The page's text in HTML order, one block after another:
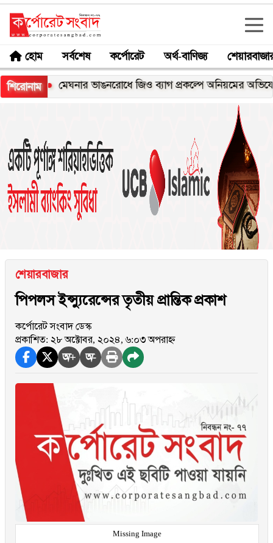
হোম সর্বশেষ কর্পোরেট অর্থ-বাণিজ্য
শিরোনাম
মেঘনার ভাঙনরোধে জিও ব্যাগ প্রকল্পে অনিয়মের অভিযোগ,
শেয়ারবাজার
পিপলস ইন্স্যুরেন্সের তৃতীয় প্রান্তিক প্রকাশ
কর্পোরেট সংবাদ ডেস্ক
প্রকাশিত: ২৮ অক্টোবর, ২০২৪, ৬:০৩ অপরাহ্ন
অ+ অ-
Missing Image